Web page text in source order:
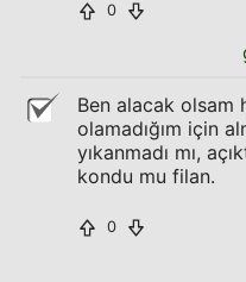
0
Ben alacak olsam
olamadığım için
yıkanmadı mı,
kondu mu filan.
0